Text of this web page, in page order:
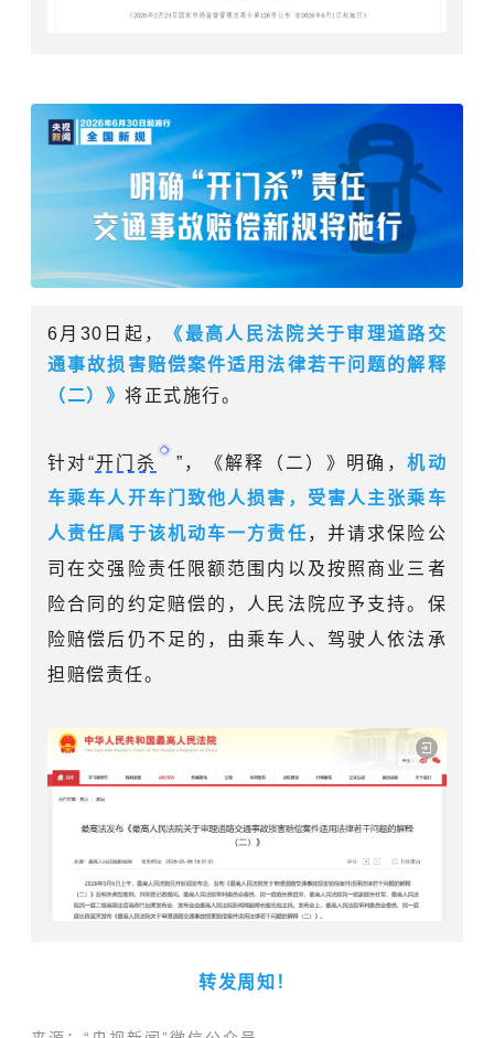
6月30日起，
《最高人民法院关于审理道路交
通事故损害赔偿案件适用法律若干问题的解释
（二）》 将正式施行。
针对“开门杀 ”，《解释（二）》明确，机动
车乘车人开车门致他人损害，受害人主张乘车
人责任属于该机动车一方责任 ，并请求保险公
司在交强险责任限额范围内以及按照商业三者
险合同的约定赔偿的，人民法院应予支持。保
险赔偿后仍不足的，由乘车人、驾驶人依法承
担赔偿责任。
转发周知！